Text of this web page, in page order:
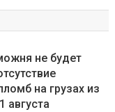
не будет
на грузах из
августа